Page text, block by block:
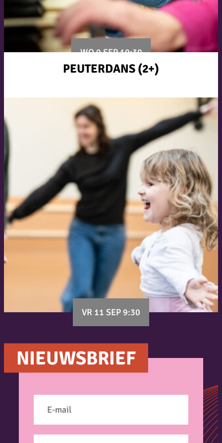
WO 9 SEP 10:30
PEUTERDANS (2+)
VR 11 SEP 9:30
NIEUWSBRIEF